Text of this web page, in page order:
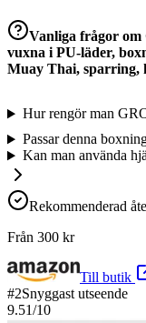
Vanliga frågor om
vuxna i PU-läder,
Muay Thai, sparring,
Hur rengör man
Passar denna
Kan man använda
Rekommenderad
Från 300 kr
Till butik
#2Snyggast utseende
9.51/10